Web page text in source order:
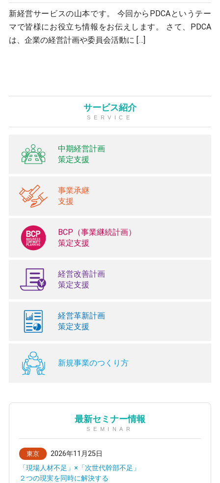
新経営サービスの山本です。 今回からPDCAというテー
マで皆様にお役立ち情報をお伝えします。 さて、PDCA
は、企業の経営計画や委員会活動に […]
サービス紹介
SERVICE
中期経営計画
策定支援
事業承継
支援
BCP（事業継続計画）
策定支援
経営改善計画
策定支援
経営革新計画
策定支援
新規事業のつくり方
最新セミナー情報
SEMINAR
東京
2026年11月25日
「現場人材不足」×「次世代幹部不足」
２つの現実を同時に解決する